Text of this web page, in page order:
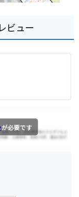
ビュー
が必要です